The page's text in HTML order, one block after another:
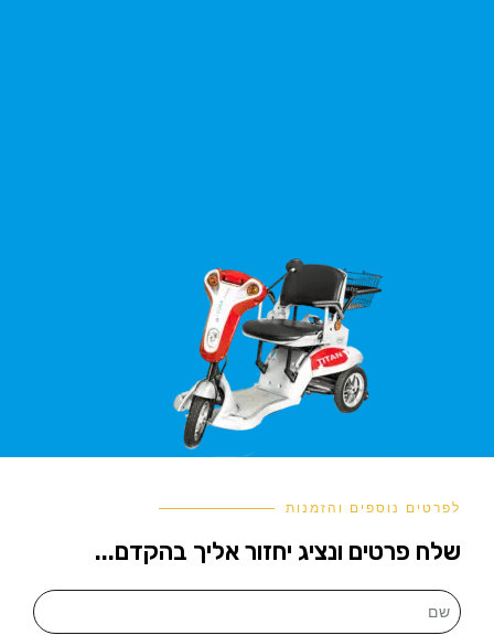
לפרטים נוספים והזמנות
שלח פרטים ונציג יחזור אליך בהקדם...